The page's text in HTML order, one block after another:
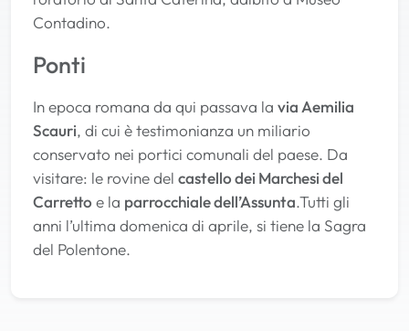
Contadino.
Ponti
In epoca romana da qui passava la via Aemilia
Scauri, di cui è testimonianza un miliario
conservato nei portici comunali del paese. Da
visitare: le rovine del castello dei Marchesi del
Carretto e la parrocchiale dell’Assunta.Tutti gli
anni l’ultima domenica di aprile, si tiene la Sagra
del Polentone.